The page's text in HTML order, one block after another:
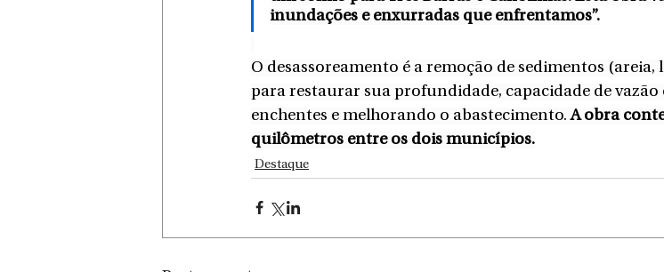
inundações e enxurradas que enfrentamos”.
O desassoreamento é a remoção de sedimentos
para restaurar sua profundidade, capacidade de vazão
enchentes e melhorando o abastecimento. A obra
quilômetros entre os dois municípios.
Destaque